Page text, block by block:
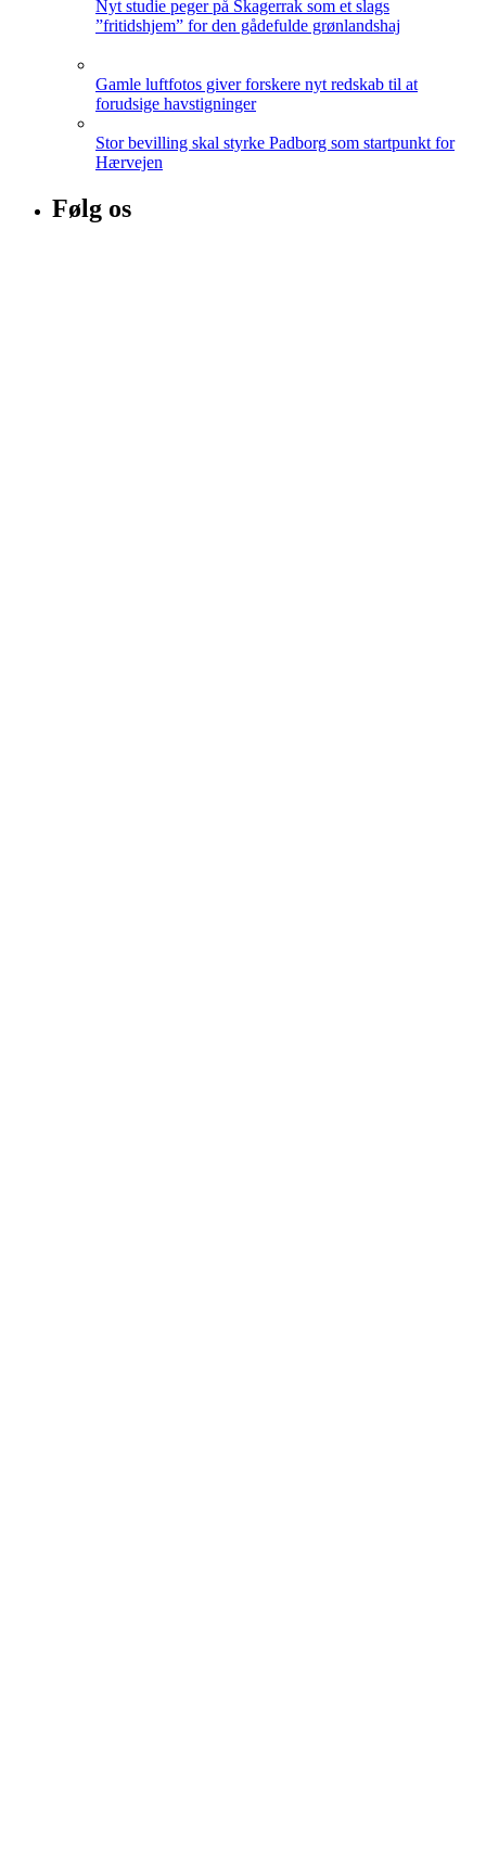
Nyt studie peger på Skagerrak som et slags
”fritidshjem” for den gådefulde grønlandshaj
Gamle luftfotos giver forskere nyt redskab til at
forudsige havstigninger
Stor bevilling skal styrke Padborg som startpunkt for
Hærvejen
Følg os